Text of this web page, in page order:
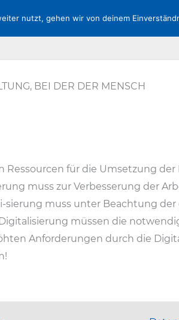
BEI DER DER MENSCH
Ressourcen für die Umsetzung
muss zur Verbesserung der
sierung muss unter Beachtung
müssen die
Anforderungen durch die
nutzt, gehen wir von deinem